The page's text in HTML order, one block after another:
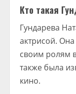
Кто такая
Гундарева
актрисой. Она
своим ролям
также была
кино.